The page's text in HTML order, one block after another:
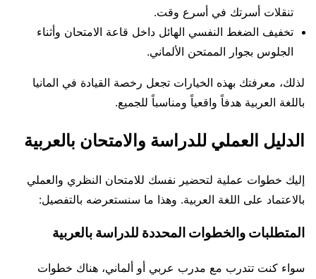
تنقلات أسرتك في أسرع وقت.
تخفيف الضغط النفسي الهائل داخل قاعة الامتحان وأثناء
الجلوس بجوار الممتحن الألماني.
لذلك، معرفتك بهذه الخيارات تجعل رخصة القيادة في المانيا
باللغة العربية هدفاً واقعياً ومناسباً للجميع.
الدليل العملي للدراسة والامتحان بالعربية
إليك خطوات عملية لتحضير نفسك للامتحان النظري والعملي
بالاعتماد على اللغة العربية. وهذا ما سنستعرضه بالتفصيل:
المتطلبات والخطوات المحددة للدراسة بالعربية
سواء كنت تتدرب مع مدرب عربي أو ألماني، هناك خطوات